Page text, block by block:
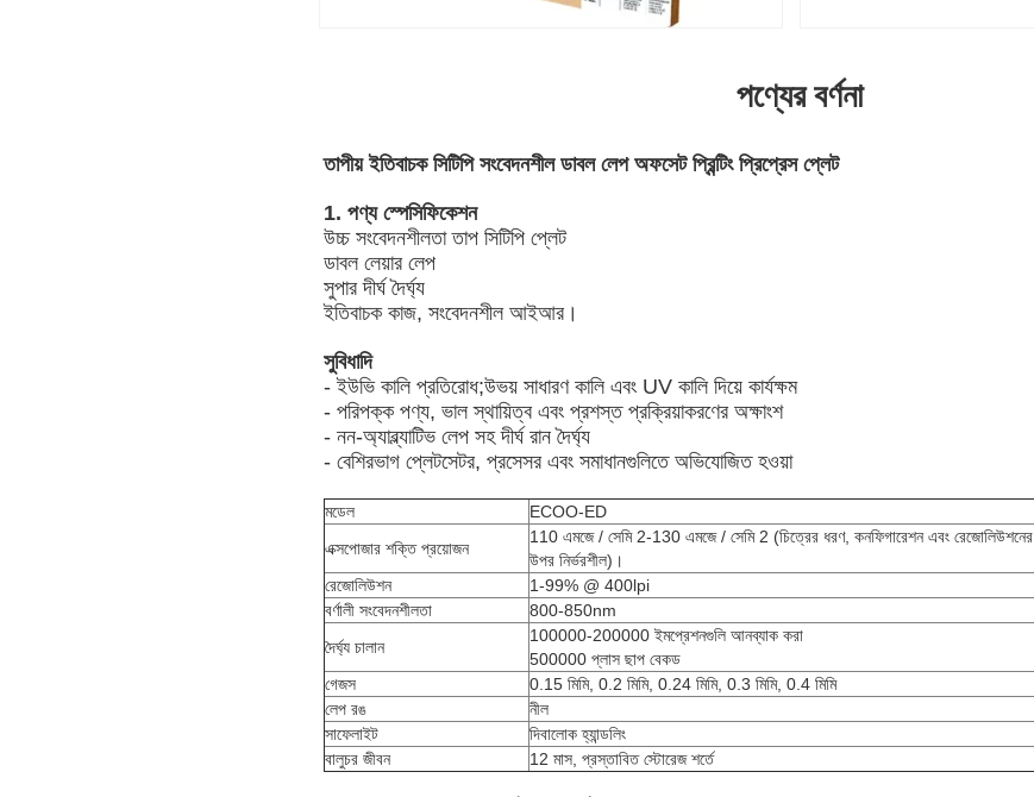
পণ্যের বর্ণনা
তাপীয় ইতিবাচক সিটিপি সংবেদনশীল ডাবল লেপ অফসেট প্রিন্টিং প্রিপ্রেস প্লেট
1. পণ্য স্পেসিফিকেশন
উচ্চ সংবেদনশীলতা তাপ সিটিপি প্লেট
ডাবল লেয়ার লেপ
সুপার দীর্ঘ দৈর্ঘ্য
ইতিবাচক কাজ, সংবেদনশীল আইআর।
সুবিধাদি
- ইউভি কালি প্রতিরোধ;উভয় সাধারণ কালি এবং UV কালি দিয়ে কার্যক্ষম
- পরিপক্ক পণ্য, ভাল স্থায়িত্ব এবং প্রশস্ত প্রক্রিয়াকরণের অক্ষাংশ
- নন-অ্যাব্ল্যাটিভ লেপ সহ দীর্ঘ রান দৈর্ঘ্য
- বেশিরভাগ প্লেটসেটর, প্রসেসর এবং সমাধানগুলিতে অভিযোজিত হওয়া
মডেল
ECOO-ED
এক্সপোজার শক্তি প্রয়োজন
110 এমজে / সেমি 2-130 এমজে / সেমি 2 (চিত্রের ধরণ, কনফিগারেশন এবং রেজোলিউশনের
উপর নির্ভরশীল)।
রেজোলিউশন
1-99% @ 400lpi
বর্ণালী সংবেদনশীলতা
800-850nm
দৈর্ঘ্য চালান
100000-200000 ইমপ্রেশনগুলি আনব্যাক করা
500000 প্লাস ছাপ বেকড
গেজস
0.15 মিমি, 0.2 মিমি, 0.24 মিমি, 0.3 মিমি, 0.4 মিমি
লেপ রঙ
নীল
সাফেলাইট
দিবালোক হ্যান্ডলিং
বালুচর জীবন
12 মাস, প্রস্তাবিত স্টোরেজ শর্তে